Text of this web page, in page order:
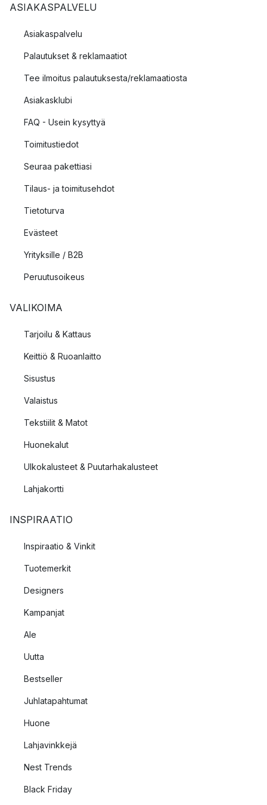
ASIAKASPALVELU
Asiakaspalvelu
Palautukset & reklamaatiot
Tee ilmoitus palautuksesta/reklamaatiosta
Asiakasklubi
FAQ - Usein kysyttyä
Toimitustiedot
Seuraa pakettiasi
Tilaus- ja toimitusehdot
Tietoturva
Evästeet
Yrityksille / B2B
Peruutusoikeus
VALIKOIMA
Tarjoilu & Kattaus
Keittiö & Ruoanlaitto
Sisustus
Valaistus
Tekstiilit & Matot
Huonekalut
Ulkokalusteet & Puutarhakalusteet
Lahjakortti
INSPIRAATIO
Inspiraatio & Vinkit
Tuotemerkit
Designers
Kampanjat
Ale
Uutta
Bestseller
Juhlatapahtumat
Huone
Lahjavinkkejä
Nest Trends
Black Friday